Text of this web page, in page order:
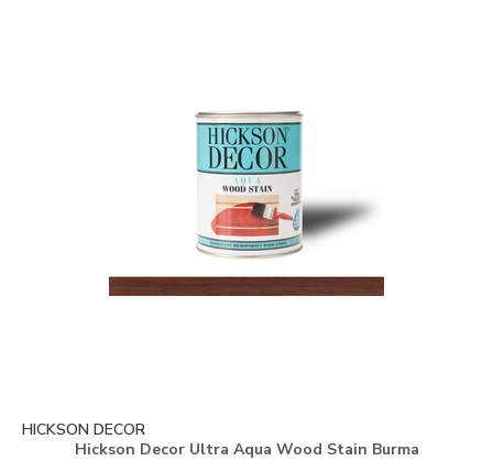
HICKSON DECOR
Hickson Decor Ultra Aqua Wood Stain Burma